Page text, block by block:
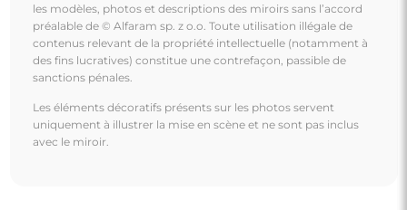
les modèles, photos et descriptions des miroirs sans l’accord
préalable de © Alfaram sp. z o.o. Toute utilisation illégale de
contenus relevant de la propriété intellectuelle (notamment à
des fins lucratives) constitue une contrefaçon, passible de
sanctions pénales.
Les éléments décoratifs présents sur les photos servent
uniquement à illustrer la mise en scène et ne sont pas inclus
avec le miroir.